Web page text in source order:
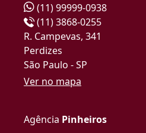
(11) 99999-0938
(11) 3868-0255
R. Campevas, 341
Perdizes
São Paulo - SP
Ver no mapa
Agência Pinheiros